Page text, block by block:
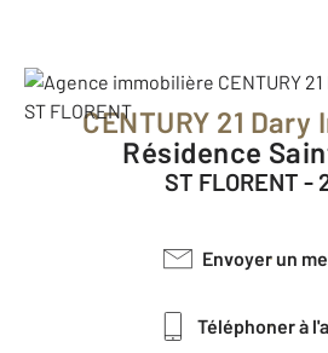
CENTURY 21
Résidence
ST FLORENT -
Envoyer un
Téléphoner à